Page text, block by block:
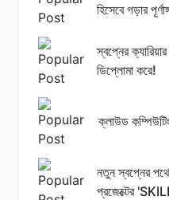
হিসেবে গড়ার
স্বপ্নের
ডিপ্লোমা করে!
ক্লাউড
নতুন স্বপ্নের
প্রজেক্টের